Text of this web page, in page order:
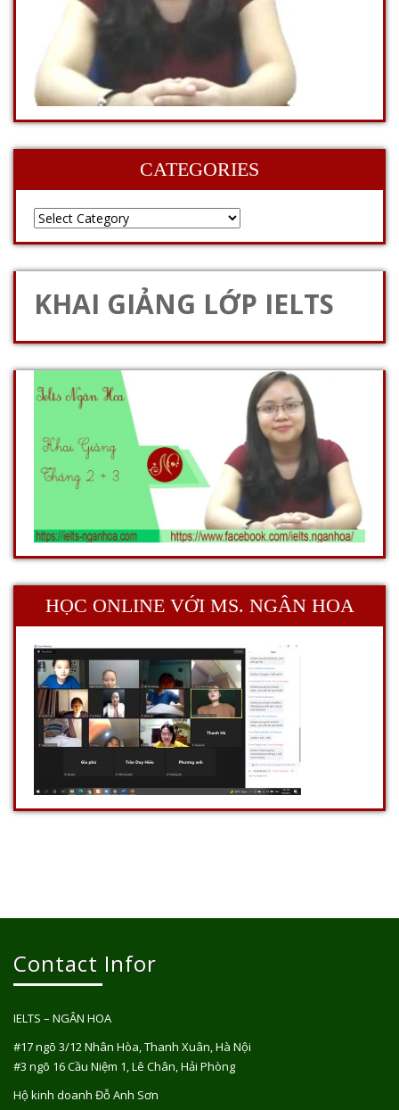
CATEGORIES
KHAI GIẢNG LỚP IELTS
HỌC ONLINE VỚI MS. NGÂN HOA
Contact Infor
IELTS – NGÂN HOA
#17 ngõ 3/12 Nhân Hòa, Thanh Xuân, Hà Nội
#3 ngõ 16 Cầu Niệm 1, Lê Chân, Hải Phòng
Hộ kinh doanh Đỗ Anh Sơn